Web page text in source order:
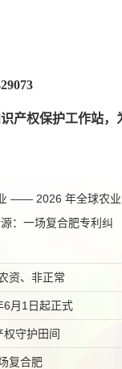
产权保护工作站，
—— 2026 年全球农业
：一场复合肥专利纠
资、非正常
6月1日起正式
守护田间
复合肥